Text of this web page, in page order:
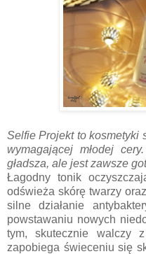
Selfie Projekt to kosmetyki
wymagającej młodej
gładsza, ale jest zawsze
Łagodny tonik
odświeża skórę twarzy
silne działanie
powstawaniu nowych
tym, skutecznie walczy
zapobiega świeceniu się